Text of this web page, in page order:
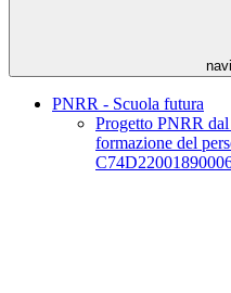
PNRR - Scuola futura
Progetto PNRR
formazione del